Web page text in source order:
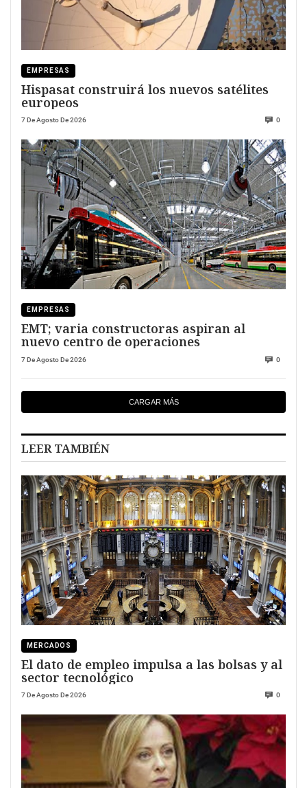
EMPRESAS
Hispasat construirá los nuevos satélites
europeos
7 De Agosto De 2026 0
EMPRESAS
EMT; varia constructoras aspiran al
nuevo centro de operaciones
7 De Agosto De 2026 0
CARGAR MÁS
LEER TAMBIÉN
MERCADOS
El dato de empleo impulsa a las bolsas y al
sector tecnológico
7 De Agosto De 2026 0